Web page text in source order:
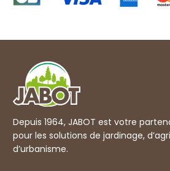
Depuis 1964, JABOT est votre
pour les solutions de jardinage,
d’urbanisme.